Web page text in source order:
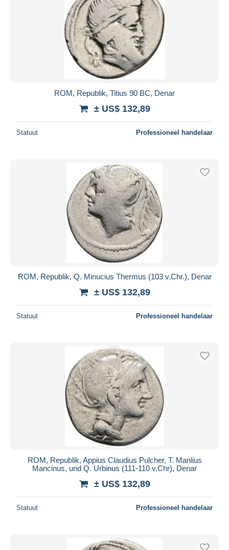
ROM, Republik, Titius 90 BC, Denar
± US$ 132,89
Statuut Professioneel handelaar
ROM, Republik, Q. Minucius Thermus (103 v.Chr.), Denar
± US$ 132,89
Statuut Professioneel handelaar
ROM, Republik, Appius Claudius Pulcher, T. Manlius
Mancinus, und Q. Urbinus (111-110 v.Chr), Denar
± US$ 132,89
Statuut Professioneel handelaar